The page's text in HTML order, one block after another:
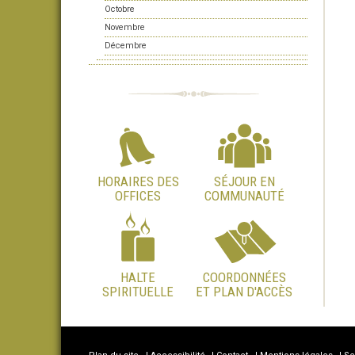
Octobre
Novembre
Décembre
HORAIRES DES
OFFICES
SÉJOUR EN
COMMUNAUTÉ
HALTE
SPIRITUELLE
COORDONNÉES
ET PLAN D'ACCÈS